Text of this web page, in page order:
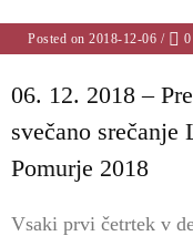
Posted on 2018-12-06 / 0
06. 12. 2018 –
svečano srečanje
Pomurje 2018
Vsaki prvi četrtek v